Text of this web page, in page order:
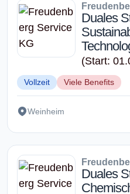
Duales
(Start:
Vollzeit Viele Benefits
Weinheim
Duales